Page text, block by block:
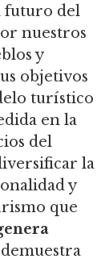
futuro del
nuestros
y
objetivos
turístico
en la
del
la
y
que